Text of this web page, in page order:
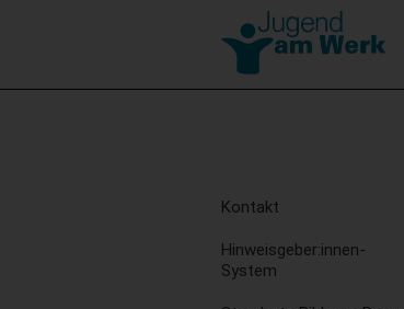
der
Subnavigation
Kontakt
Hinweisgeber:innen-
System